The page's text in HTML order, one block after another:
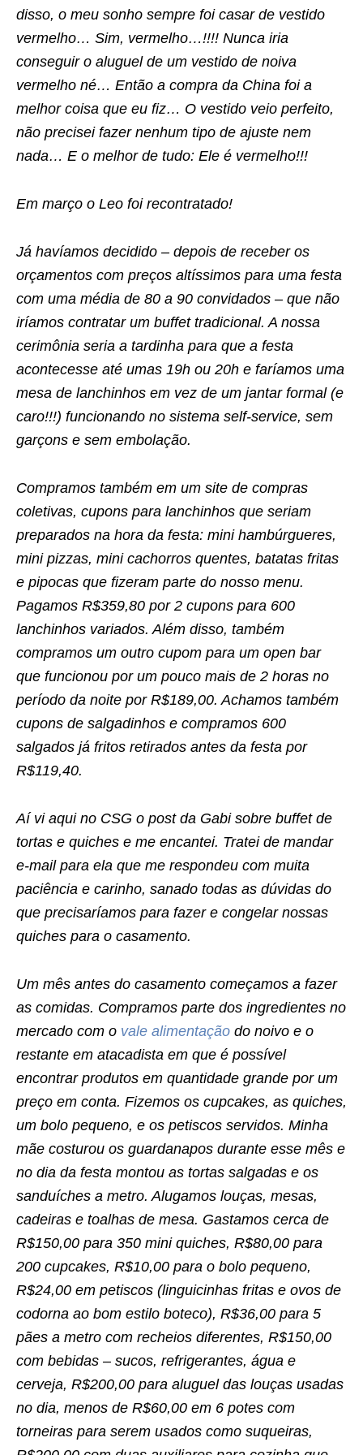
disso, o meu sonho sempre foi casar de vestido
vermelho… Sim, vermelho…!!!! Nunca iria
conseguir o aluguel de um vestido de noiva
vermelho né… Então a compra da China foi a
melhor coisa que eu fiz… O vestido veio perfeito,
não precisei fazer nenhum tipo de ajuste nem
nada… E o melhor de tudo: Ele é vermelho!!!
Em março o Leo foi recontratado!
Já havíamos decidido – depois de receber os
orçamentos com preços altíssimos para uma festa
com uma média de 80 a 90 convidados – que não
iríamos contratar um buffet tradicional. A nossa
cerimônia seria a tardinha para que a festa
acontecesse até umas 19h ou 20h e faríamos uma
mesa de lanchinhos em vez de um jantar formal (e
caro!!!) funcionando no sistema self-service, sem
garçons e sem embolação.
Compramos também em um site de compras
coletivas, cupons para lanchinhos que seriam
preparados na hora da festa: mini hambúrgueres,
mini pizzas, mini cachorros quentes, batatas fritas
e pipocas que fizeram parte do nosso menu.
Pagamos R$359,80 por 2 cupons para 600
lanchinhos variados. Além disso, também
compramos um outro cupom para um open bar
que funcionou por um pouco mais de 2 horas no
período da noite por R$189,00. Achamos também
cupons de salgadinhos e compramos 600
salgados já fritos retirados antes da festa por
R$119,40.
Aí vi aqui no CSG o post da Gabi sobre buffet de
tortas e quiches e me encantei. Tratei de mandar
e-mail para ela que me respondeu com muita
paciência e carinho, sanado todas as dúvidas do
que precisaríamos para fazer e congelar nossas
quiches para o casamento.
Um mês antes do casamento começamos a fazer
as comidas. Compramos parte dos ingredientes no
mercado com o vale alimentação do noivo e o
restante em atacadista em que é possível
encontrar produtos em quantidade grande por um
preço em conta. Fizemos os cupcakes, as quiches,
um bolo pequeno, e os petiscos servidos. Minha
mãe costurou os guardanapos durante esse mês e
no dia da festa montou as tortas salgadas e os
sanduíches a metro. Alugamos louças, mesas,
cadeiras e toalhas de mesa. Gastamos cerca de
R$150,00 para 350 mini quiches, R$80,00 para
200 cupcakes, R$10,00 para o bolo pequeno,
R$24,00 em petiscos (linguicinhas fritas e ovos de
codorna ao bom estilo boteco), R$36,00 para 5
pães a metro com recheios diferentes, R$150,00
com bebidas – sucos, refrigerantes, água e
cerveja, R$200,00 para aluguel das louças usadas
no dia, menos de R$60,00 em 6 potes com
torneiras para serem usados como suqueiras,